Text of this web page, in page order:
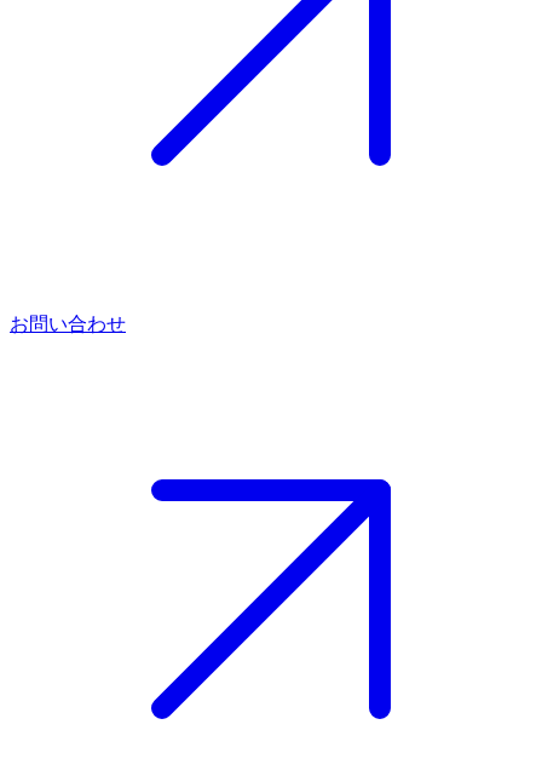
お問い合わせ